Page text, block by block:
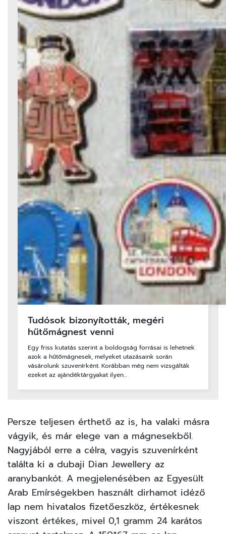
Tudósok bizonyították, megéri
hűtőmágnest venni
Egy friss kutatás szerint a boldogság forrásai is lehetnek
azok a hűtőmágnesek, melyeket utazásaink során
vásárolunk szuvenírként. Korábban még nem vizsgálták
ezeket az ajándéktárgyakat ilyen…
Persze teljesen érthető az is, ha valaki másra
vágyik, és már elege van a mágnesekből.
Nagyjából erre a célra, vagyis szuvenírként
találta ki a dubaji Dian Jewellery az
aranybankót. A megjelenésében az Egyesült
Arab Emírségekben használt dirhamot idéző
lap nem hivatalos fizetőeszköz, értékesnek
viszont értékes, mivel 0,1 gramm 24 karátos